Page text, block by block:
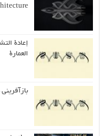
إعادة
العمارة